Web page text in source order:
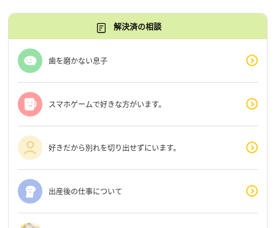
解決済の相談
歯を磨かない息子
スマホゲームで好きな方がいます。
好きだから別れを切り出せずにいます。
出産後の仕事について